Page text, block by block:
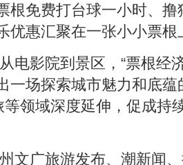
根免费打台球一小时、
优惠汇聚在一张小小票根
电影院到景区，“票根经
一场探索城市魅力和底
等领域深度延伸，促成持
州文广旅游发布、潮新闻